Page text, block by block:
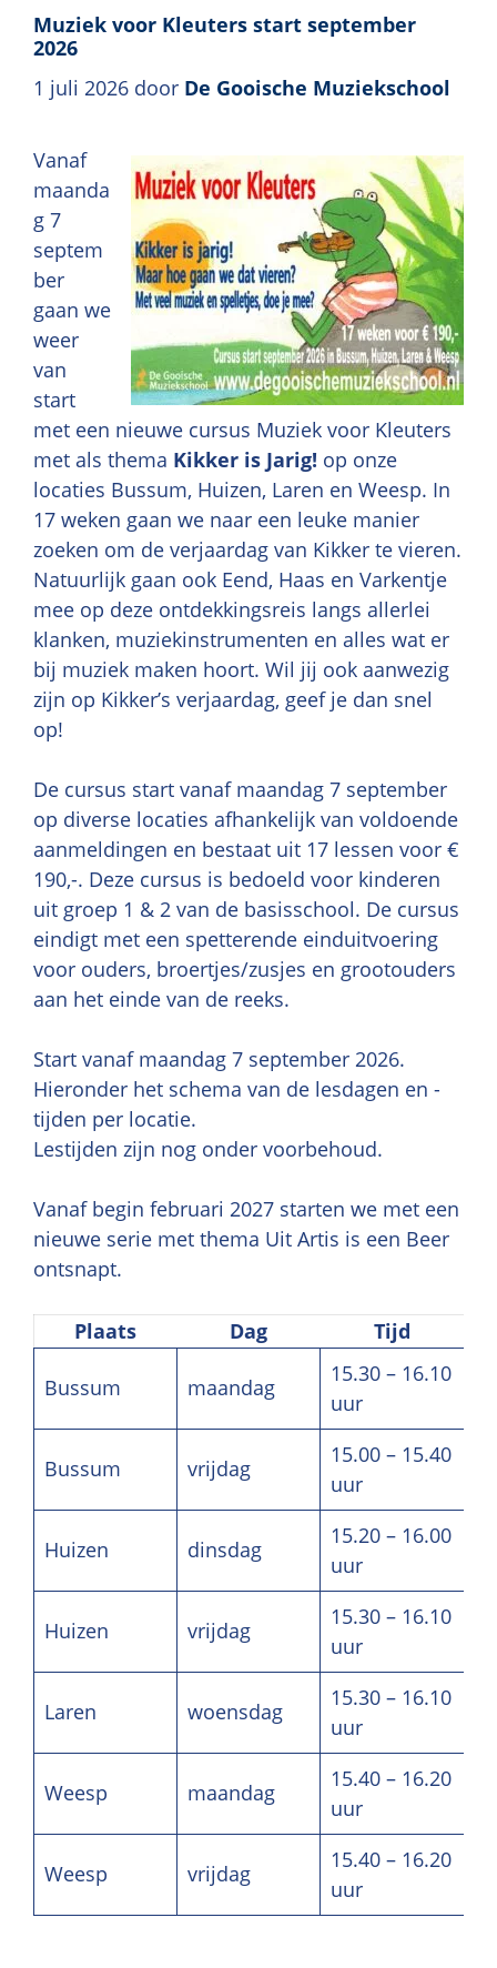
Muziek voor Kleuters start september
2026
1 juli 2026 door De Gooische Muziekschool
Vanaf
maanda
g 7
septem
ber
gaan we
weer
van
start
met een nieuwe cursus Muziek voor Kleuters
met als thema Kikker is Jarig! op onze
locaties Bussum, Huizen, Laren en Weesp. In
17 weken gaan we naar een leuke manier
zoeken om de verjaardag van Kikker te vieren.
Natuurlijk gaan ook Eend, Haas en Varkentje
mee op deze ontdekkingsreis langs allerlei
klanken, muziekinstrumenten en alles wat er
bij muziek maken hoort. Wil jij ook aanwezig
zijn op Kikker’s verjaardag, geef je dan snel
op!
De cursus start vanaf maandag 7 september
op diverse locaties afhankelijk van voldoende
aanmeldingen en bestaat uit 17 lessen voor €
190,-. Deze cursus is bedoeld voor kinderen
uit groep 1 & 2 van de basisschool. De cursus
eindigt met een spetterende einduitvoering
voor ouders, broertjes/zusjes en grootouders
aan het einde van de reeks.
Start vanaf maandag 7 september 2026.
Hieronder het schema van de lesdagen en -
tijden per locatie.
Lestijden zijn nog onder voorbehoud.
Vanaf begin februari 2027 starten we met een
nieuwe serie met thema Uit Artis is een Beer
ontsnapt.
Plaats Dag Tijd
Bussum maandag
15.30 – 16.10
uur
Bussum vrijdag
15.00 – 15.40
uur
Huizen dinsdag
15.20 – 16.00
uur
Huizen vrijdag
15.30 – 16.10
uur
Laren woensdag
15.30 – 16.10
uur
Weesp maandag
15.40 – 16.20
uur
Weesp vrijdag
15.40 – 16.20
uur